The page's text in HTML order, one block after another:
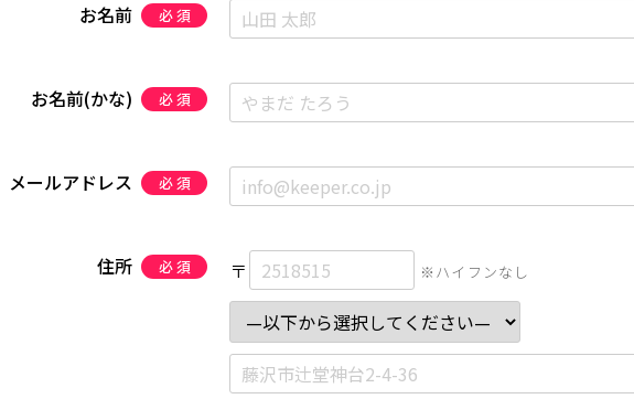
お名前 必須
お名前(かな) 必須
メールアドレス 必須
住所 必須 〒 ※ハイフンなし